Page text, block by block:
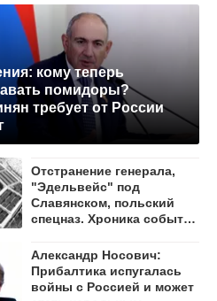
кому теперь
помидоры?
требует от России
Отстранение генерала,
"Эдельвейс" под
Славянском, польский
спецназ. Хроника событий
Александр Носович:
Прибалтика испугалась
войны с Россией и может